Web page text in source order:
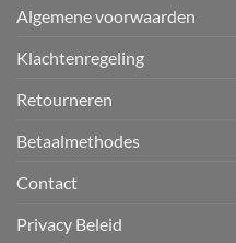
Algemene voorwaarden
Klachtenregeling
Retourneren
Betaalmethodes
Contact
Privacy Beleid